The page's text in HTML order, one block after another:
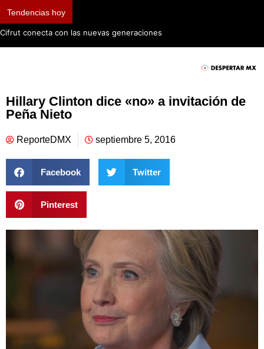
Tendencias hoy
Cifrut conecta con las nuevas generaciones
Hillary Clinton dice «no» a invitación de
Peña Nieto
ReporteDMX septiembre 5, 2016
Facebook Twitter
Pinterest